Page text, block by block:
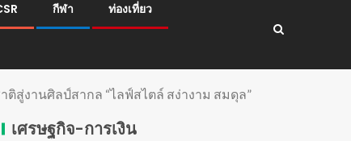
กีฬา ท่องเที่ยว
ติสู่งานศิลป์สากล “ไลฟ์สไตล์ สง่างาม สมดุล”
เศรษฐกิจ-การเงิน